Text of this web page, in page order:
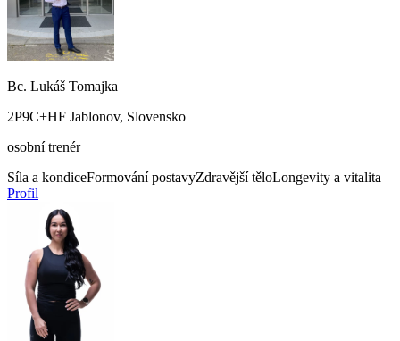
Bc. Lukáš Tomajka
2P9C+HF Jablonov, Slovensko
osobní trenér
Síla a kondiceFormování postavyZdravější těloLongevity a vitalita
Profil